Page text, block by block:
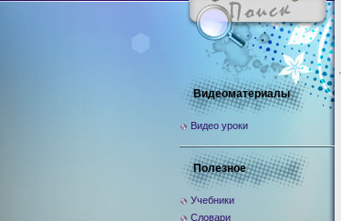
Видеоматериалы
Видео уроки
Полезное
Учебники
Словари